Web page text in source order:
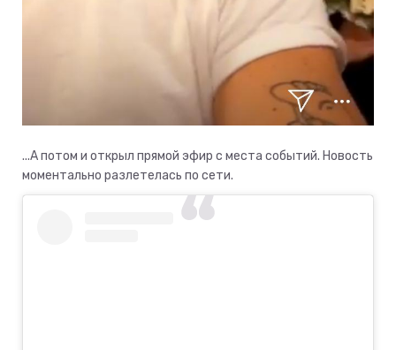
...А потом и открыл прямой эфир с места событий. Новость
моментально разлетелась по сети.